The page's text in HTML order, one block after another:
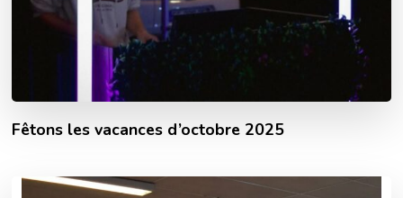
Fêtons les vacances d’octobre 2025